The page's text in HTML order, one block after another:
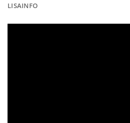
LISAINFO